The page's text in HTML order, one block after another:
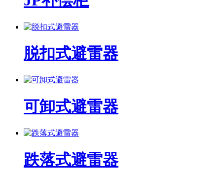
脱扣式避雷器
可卸式避雷器
跌落式避雷器